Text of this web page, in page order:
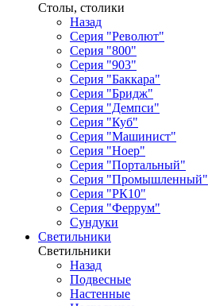
Столы, столики
Назад
Серия "Револют"
Серия "800"
Серия "903"
Серия "Баккара"
Серия "Бридж"
Серия "Демпси"
Серия "Куб"
Серия "Машинист"
Серия "Ноер"
Серия "Портальный"
Серия "Промышленный"
Серия "РК10"
Серия "Феррум"
Сундуки
Светильники
Светильники
Назад
Подвесные
Настенные